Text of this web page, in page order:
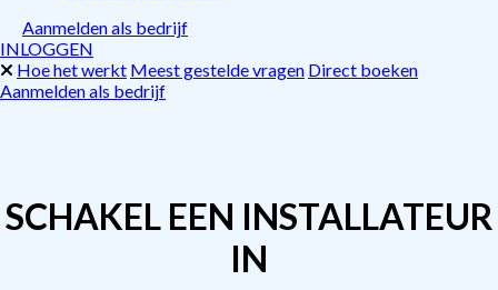
Aanmelden als bedrijf
INLOGGEN
Hoe het werkt Meest gestelde vragen Direct boeken
Aanmelden als bedrijf
SCHAKEL EEN INSTALLATEUR
IN